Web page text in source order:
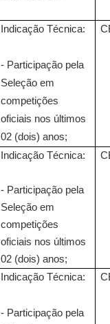
Indicação Técnica:
- Participação pela
Seleção em
competições
oficiais nos últimos
02 (dois) anos;
Indicação Técnica:
- Participação pela
Seleção em
competições
oficiais nos últimos
02 (dois) anos;
Indicação Técnica:
- Participação pela